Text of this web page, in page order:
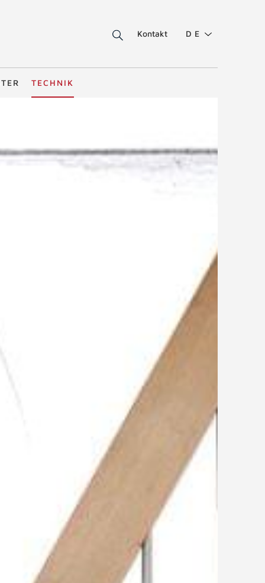
Kontakt DE
TECHNIK